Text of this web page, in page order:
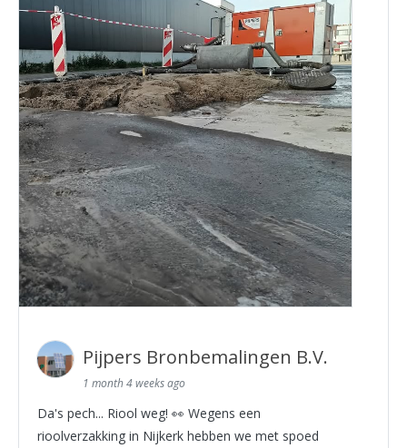
Pijpers Bronbemalingen B.V.
1 month 4 weeks ago
Da's pech... Riool weg! 👀 Wegens een
rioolverzakking in Nijkerk hebben we met spoed